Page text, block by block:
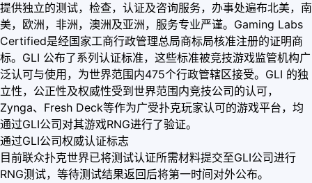
提供独立的测试，检查，认证及咨询服务，办事处遍布北美，南
美，欧洲，非洲，澳洲及亚洲，服务专业严谨。Gaming Labs
Certified是经国家工商行政管理总局商标局核准注册的证明商
标。GLI 公布了系列认证标准，这些标准被竞技游戏监管机构广
泛认可与使用，为世界范围内475个行政管辖区接受。GLI 的独
立性，公正性及权威性受到世界范围内竞技公司的认可，
Zynga、Fresh Deck等作为广受扑克玩家认可的游戏平台，均
通过GLI公司对其游戏RNG进行了验证。
通过GLI公司权威认证标志
目前联众扑克世界已将测试认证所需材料提交至GLI公司进行
RNG测试，等待测试结果返回后将第一时间对外公布。